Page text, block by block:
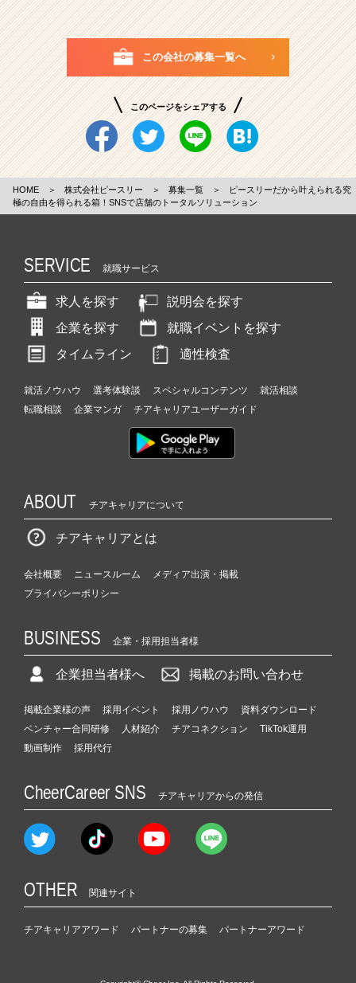
この会社の募集一覧へ
このページをシェアする
HOME ＞ 株式会社ピースリー ＞ 募集一覧 ＞
ピースリーだから叶えられる究
極の自由を得られる箱！SNSで店舗のトータルソリューション
SERVICE 就職サービス
求人を探す
説明会を探す
企業を探す
就職イベントを探す
タイムライン
適性検査
就活ノウハウ 選考体験談 スペシャルコンテンツ
就活相談
転職相談
企業マンガ チアキャリアユーザーガイド
ABOUT チアキャリアについて
チアキャリアとは
会社概要 ニュースルーム
メディア出演・掲載
プライバシーポリシー
BUSINESS 企業・採用担当者様
企業担当者様へ 掲載のお問い合わせ
掲載企業様の声 採用イベント 採用ノウハウ
資料ダウンロード
ベンチャー合同研修
人材紹介 チアコネクション
TikTok運用
動画制作
採用代行
CheerCareer SNS チアキャリアからの発信
OTHER 関連サイト
チアキャリアアワード パートナーの募集 パートナーアワード